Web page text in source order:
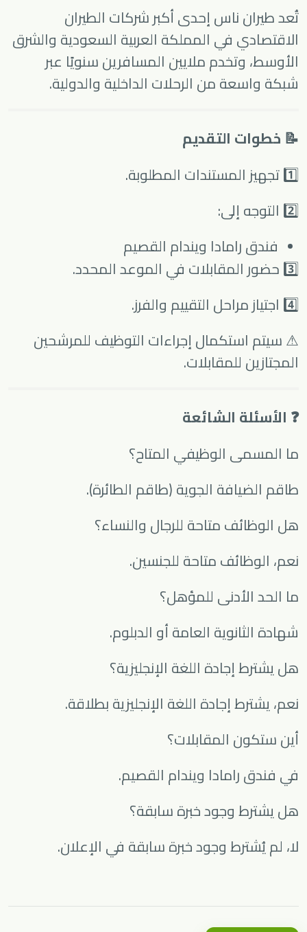
تُعدطيران ناسإحدى أكبر شركات الطيران
الاقتصادي في المملكة العربية السعودية والشرق
الأوسط، وتخدم ملايين المسافرين سنويًا عبر
شبكة واسعة من الرحلات الداخلية والدولية.
📝 خطوات التقديم
1️⃣ تجهيز المستندات المطلوبة.
2️⃣ التوجه إلى:
فندق رامادا ويندام القصيم
3️⃣ حضور المقابلات في الموعد المحدد.
4️⃣ اجتياز مراحل التقييم والفرز.
⚠ سيتم استكمال إجراءات التوظيف للمرشحين
المجتازين للمقابلات.
❓ الأسئلة الشائعة
ما المسمى الوظيفي المتاح؟
طاقم الضيافة الجوية (طاقم الطائرة).
هل الوظائف متاحة للرجال والنساء؟
نعم، الوظائف متاحة للجنسين.
ما الحد الأدنى للمؤهل؟
شهادة الثانوية العامة أو الدبلوم.
هل يشترط إجادة اللغة الإنجليزية؟
نعم، يشترط إجادة اللغة الإنجليزية بطلاقة.
أين ستكون المقابلات؟
في فندق رامادا ويندام القصيم.
هل يشترط وجود خبرة سابقة؟
لا، لم يُشترط وجود خبرة سابقة في الإعلان.